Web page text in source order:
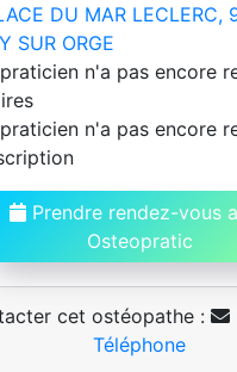
DU MAR LECLERC,
SUR ORGE
n'a pas encore
n'a pas encore
Prendre rendez-vous
Osteopratic
cet ostéopathe :
Téléphone